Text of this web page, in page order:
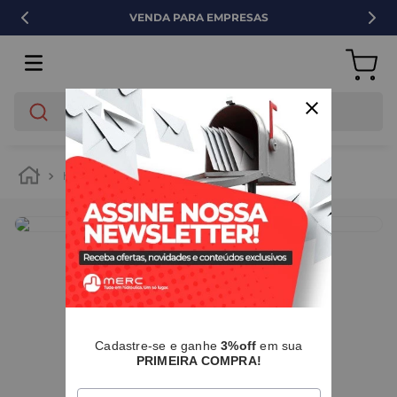
VENDA PARA EMPRESAS
O que você está buscando?
hidráulica drenagem caixas múltiplas
IMAGENS MERAMENTE ILUSTRATIVAS
Cadastre-se e ganhe3%off em sua
PRIMEIRA COMPRA!